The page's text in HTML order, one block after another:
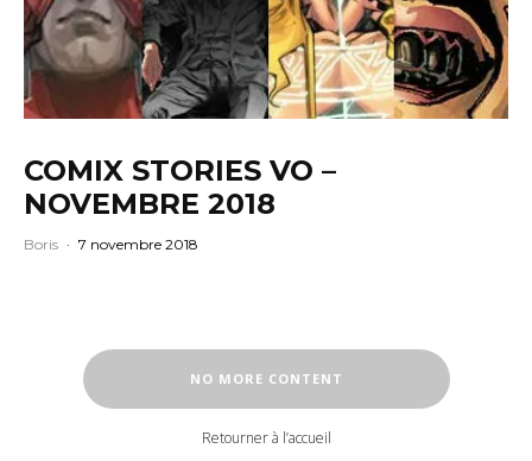
COMIX STORIES VO –
NOVEMBRE 2018
Boris · 7 novembre 2018
NO MORE CONTENT
Retourner à l’accueil